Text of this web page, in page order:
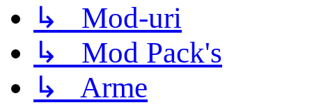
↳ Mod-uri
↳ Mod Pack's
↳ Arme